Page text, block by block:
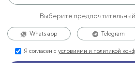
Выберите
Whats app Telegram
Я согласен с условиями и политикой